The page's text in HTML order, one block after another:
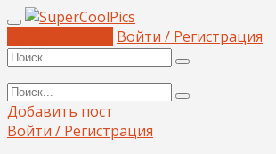
Войти / Регистрация
Добавить пост
Войти / Регистрация